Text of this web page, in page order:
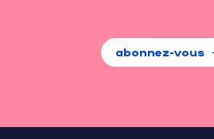
abonnez-vous